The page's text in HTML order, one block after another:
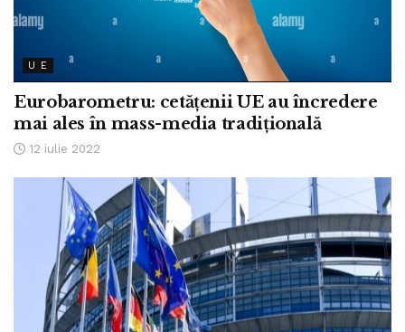
U E
Eurobarometru: cetățenii UE au încredere
mai ales în mass-media tradițională
12 iulie 2022